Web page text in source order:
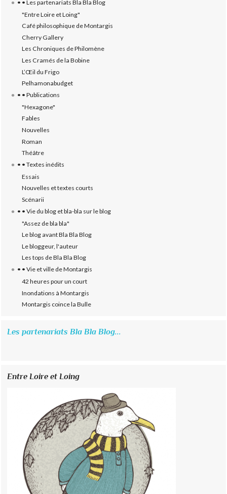
• • Les partenariats Bla Bla Blog
"Entre Loire et Loing"
Café philosophique de Montargis
Cherry Gallery
Les Chroniques de Philomène
Les Cramés de la Bobine
L’‎Œil du Frigo
Pelhamonabudget
• • Publications
"Hexagone"
Fables
Nouvelles
Roman
Théâtre
• • Textes inédits
Essais
Nouvelles et textes courts
Scénarii
• • Vie du blog et bla-bla sur le blog
"Assez de bla bla"
Le blog avant Bla Bla Blog
Le bloggeur, l'auteur
Les tops de Bla Bla Blog
• • Vie et ville de Montargis
42 heures pour un court
Inondations à Montargis
Montargis coince la Bulle
Les partenariats Bla Bla Blog...
Entre Loire et Loing